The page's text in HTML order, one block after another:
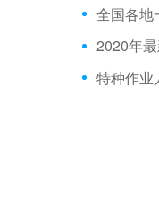
特种作业